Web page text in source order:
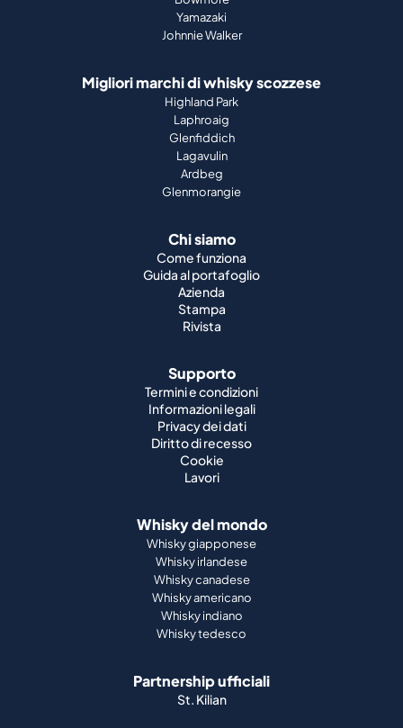
Yamazaki
Johnnie Walker
Migliori marchi di whisky scozzese
Highland Park
Laphroaig
Glenfiddich
Lagavulin
Ardbeg
Glenmorangie
Chi siamo
Come funziona
Guida al portafoglio
Azienda
Stampa
Rivista
Supporto
Termini e condizioni
Informazioni legali
Privacy dei dati
Diritto di recesso
Cookie
Lavori
Whisky del mondo
Whisky giapponese
Whisky irlandese
Whisky canadese
Whisky americano
Whisky indiano
Whisky tedesco
Partnership ufficiali
St. Kilian